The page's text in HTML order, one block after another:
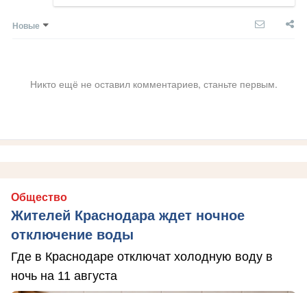
Новые
Никто ещё не оставил комментариев, станьте первым.
Общество
Жителей Краснодара ждет ночное
отключение воды
Где в Краснодаре отключат холодную воду в
ночь на 11 августа